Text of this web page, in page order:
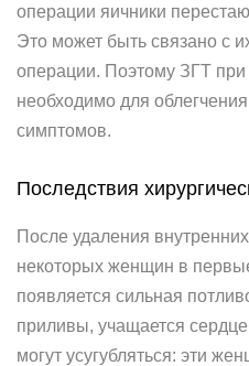
операции яичники
Это может быть связано с
операции. Поэтому ЗГТ при
необходимо для
симптомов.
Последствия
После удаления
некоторых женщин в
появляется сильная
приливы, учащается
могут усугубляться: эти